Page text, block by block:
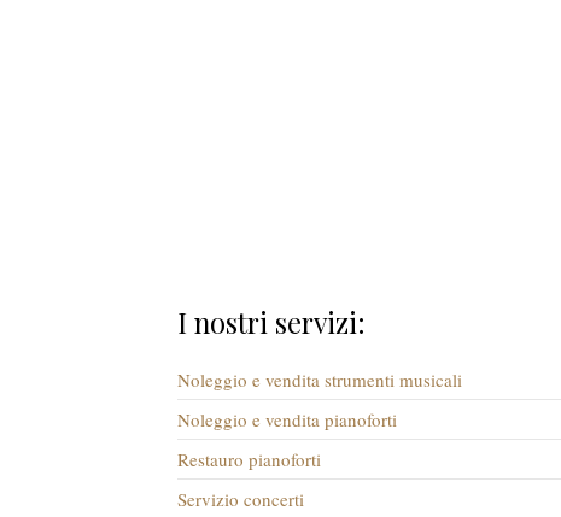
I nostri servizi:
Noleggio e vendita strumenti musicali
Noleggio e vendita pianoforti
Restauro pianoforti
Servizio concerti